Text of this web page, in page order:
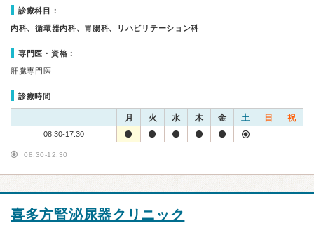
診療科目：
内科、循環器内科、胃腸科、リハビリテーション科
専門医・資格：
肝臓専門医
診療時間
月 火 水 木 金 土 日 祝
08:30-17:30
08:30-12:30
喜多方腎泌尿器クリニック